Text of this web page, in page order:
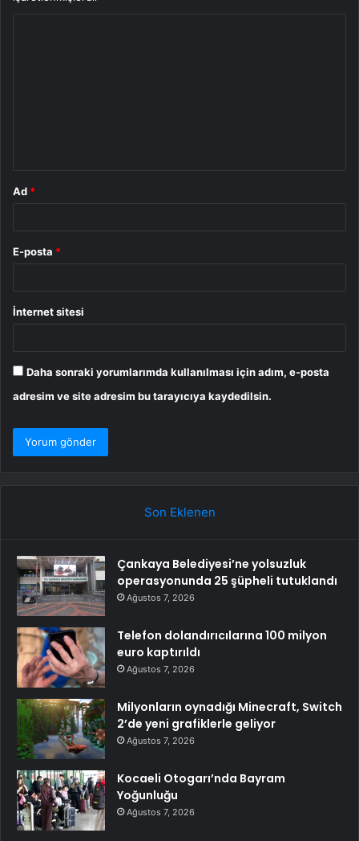
Ad *
E-posta *
İnternet sitesi
Daha sonraki yorumlarımda kullanılması için adım, e-posta
adresim ve site adresim bu tarayıcıya kaydedilsin.
Son Eklenen
Çankaya Belediyesi’ne yolsuzluk
operasyonunda 25 şüpheli tutuklandı
Ağustos 7, 2026
Telefon dolandırıcılarına 100 milyon
euro kaptırıldı
Ağustos 7, 2026
Milyonların oynadığı Minecraft, Switch
2’de yeni grafiklerle geliyor
Ağustos 7, 2026
Kocaeli Otogarı’nda Bayram
Yoğunluğu
Ağustos 7, 2026